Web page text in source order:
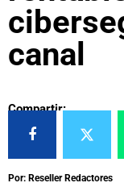
canal
Compartir:
Por: Reseller Redactores